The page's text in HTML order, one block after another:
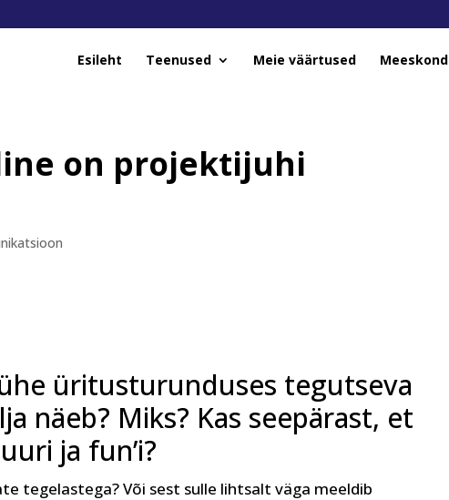
Esileht Teenused Meie väärtused Meeskond
on projektijuhi
üritusturunduses tegutseva
näeb? Miks? Kas seepärast, et
ja fun’i?
tegelastega? Või sest sulle lihtsalt väga meeldib